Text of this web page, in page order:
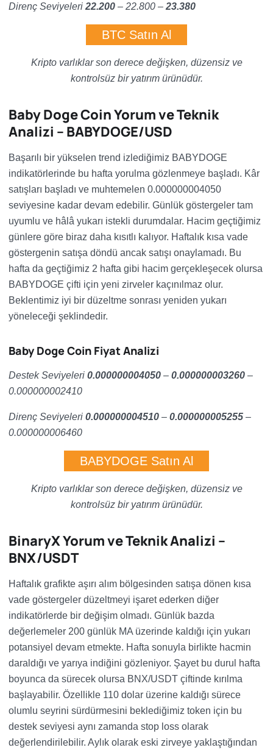
Direnç Seviyeleri 22.200 – 22.800 – 23.380
BTC Satın Al
Kripto varlıklar son derece değişken, düzensiz ve
kontrolsüz bir yatırım ürünüdür.
Baby Doge Coin Yorum ve Teknik
Analizi – BABYDOGE/USD
Başarılı bir yükselen trend izlediğimiz BABYDOGE
indikatörlerinde bu hafta yorulma gözlenmeye başladı. Kâr
satışları başladı ve muhtemelen 0.000000004050
seviyesine kadar devam edebilir. Günlük göstergeler tam
uyumlu ve hâlâ yukarı istekli durumdalar. Hacim geçtiğimiz
günlere göre biraz daha kısıtlı kalıyor. Haftalık kısa vade
göstergenin satışa döndü ancak satışı onaylamadı. Bu
hafta da geçtiğimiz 2 hafta gibi hacim gerçekleşecek olursa
BABYDOGE çifti için yeni zirveler kaçınılmaz olur.
Beklentimiz iyi bir düzeltme sonrası yeniden yukarı
yöneleceği şeklindedir.
Baby Doge Coin Fiyat Analizi
Destek Seviyeleri 0.000000004050 – 0.000000003260 –
0.000000002410
Direnç Seviyeleri 0.000000004510 – 0.000000005255 –
0.000000006460
BABYDOGE Satın Al
Kripto varlıklar son derece değişken, düzensiz ve
kontrolsüz bir yatırım ürünüdür.
BinaryX Yorum ve Teknik Analizi –
BNX/USDT
Haftalık grafikte aşırı alım bölgesinden satışa dönen kısa
vade göstergeler düzeltmeyi işaret ederken diğer
indikatörlerde bir değişim olmadı. Günlük bazda
değerlemeler 200 günlük MA üzerinde kaldığı için yukarı
potansiyel devam etmekte. Hafta sonuyla birlikte hacmin
daraldığı ve yarıya indiğini gözleniyor. Şayet bu durul hafta
boyunca da sürecek olursa BNX/USDT çiftinde kırılma
başlayabilir. Özellikle 110 dolar üzerine kaldığı sürece
olumlu seyrini sürdürmesini beklediğimiz token için bu
destek seviyesi aynı zamanda stop loss olarak
değerlendirilebilir. Aylık olarak eski zirveye yaklaştığından